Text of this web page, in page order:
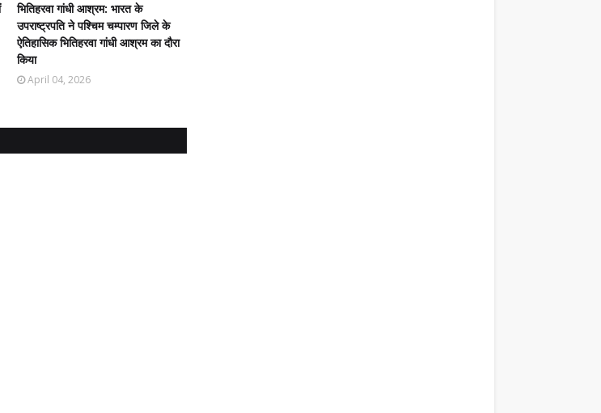
भितिहरवा गांधी आश्रम: भारत के
उपराष्ट्रपति ने पश्चिम चम्पारण जिले के
ऐतिहासिक भितिहरवा गांधी आश्रम का दौरा
किया
April 04, 2026